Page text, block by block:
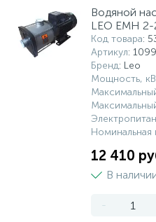
Водяной
LEO EMH
Код товара:
Артикул:
Бренд: Leo
Мощность,
Номинальная
12 410
В
-